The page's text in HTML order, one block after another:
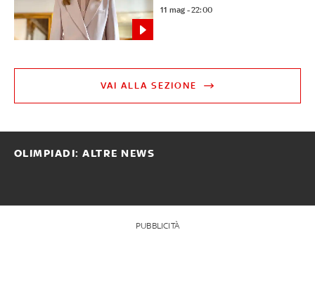
11 mag - 22:00
VAI ALLA SEZIONE
OLIMPIADI: ALTRE NEWS
PUBBLICITÀ